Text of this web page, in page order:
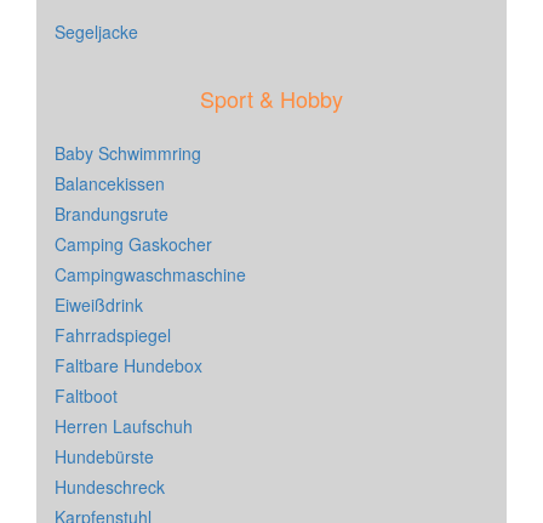
Segeljacke
Sport & Hobby
Baby Schwimmring
Balancekissen
Brandungsrute
Camping Gaskocher
Campingwaschmaschine
Eiweißdrink
Fahrradspiegel
Faltbare Hundebox
Faltboot
Herren Laufschuh
Hundebürste
Hundeschreck
Karpfenstuhl